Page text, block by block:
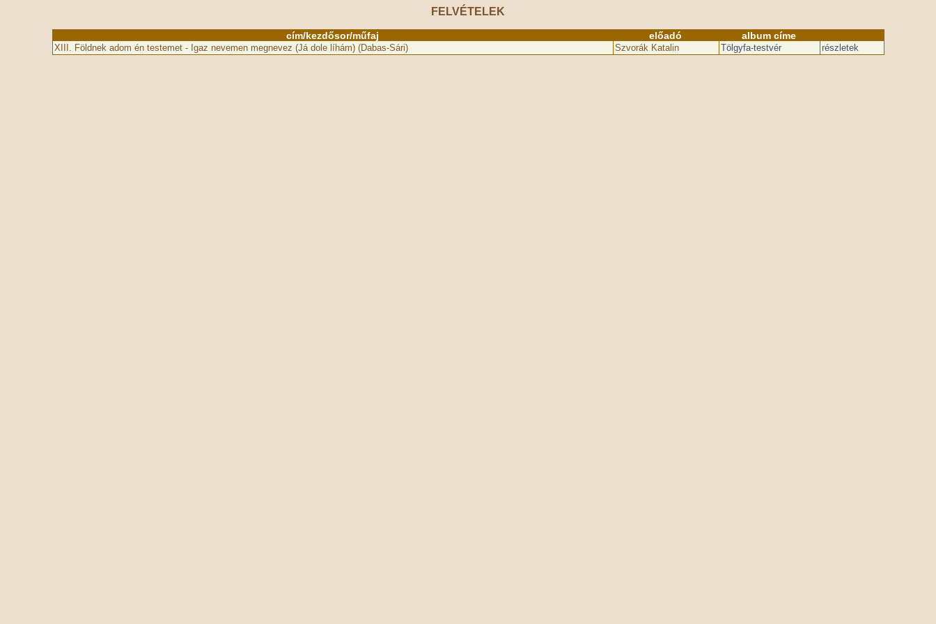
FELVÉTELEK
cím/kezdősor/műfaj előadó album címe
XIII. Földnek adom én testemet - Igaz nevemen megnevez (Já dole líhám) (Dabas-Sári) Szvorák Katalin Tölgyfa-testvér részletek